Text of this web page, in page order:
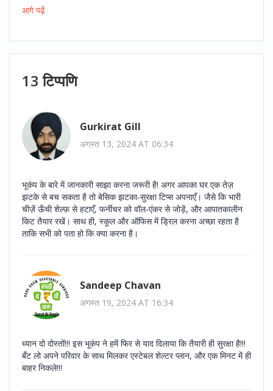
आगे पढ़ें
13 टिप्पणि
Gurkirat Gill
अगस्त 13, 2024 AT 06:34
भूकंप के बारे में जानकारी साझा करना जरूरी है! अगर आपका घर एक तेज़
झटके से बच सकता है तो बेसिक झटका‑सुरक्षा टिप्स अपनाएँ। जैसे कि भारी
चीज़ें ऊँची शेल्फ़ से हटाएँ, फर्नीचर को वॉल‑एंकर से जोड़ें, और आपातकालीन
किट तैयार रखें। साथ ही, स्कूल और ऑफिस में ड्रिल करना अच्छा रहता है
ताकि सभी को पता हो कि क्या करना है।
Sandeep Chavan
अगस्त 19, 2024 AT 16:34
ध्यान दो दोस्तों!!! इस भूकंप ने हमें फिर से याद दिलाया कि तैयारी ही सुरक्षा है!!!
बँट लो अपने परिवार के साथ मिलकर एस्टेबल शेल्टर प्लान, और एक मिनट में ही
बाहर निकले!!!